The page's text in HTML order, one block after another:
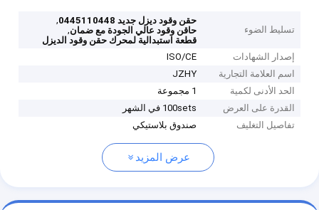
تسليط الضوء
حقن وقود ديزل جديد 0445110448
,
حاقن وقود عالي الجودة مع ضمان,
قطعة استبدالية لمحرك حقن وقود الديزل
إصدار الشهادات
ISO/CE
اسم العلامة التجارية
JZHY
الحد الأدنى لكمية
1 مجموعة
القدرة على العرض
100sets في الشهر
تفاصيل التغليف
صندوق بلاستيكي
عرض المزيد